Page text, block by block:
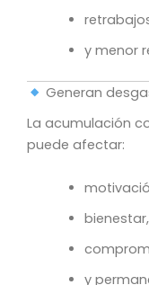
y menor
Generan
La acumulación
puede afectar:
bienestar,
y